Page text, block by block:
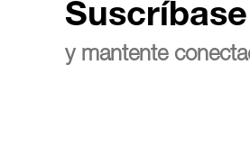
y mantente